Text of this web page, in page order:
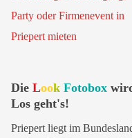
Die Look Fotobox
Los geht's!
Priepert liegt im